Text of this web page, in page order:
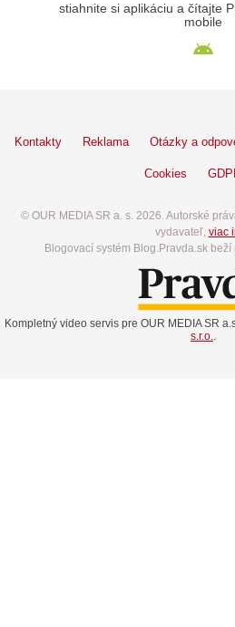
stiahnite si aplikáciu a čítajte
mobile
Kontakty Reklama Otázky a
Cookies
© OUR MEDIA SR a. s. 2026. Autorské
vydavateľ, viac
Blogovací systém Blog.Pravda.sk
Kompletný video servis pre OUR MEDIA SR
s.r.o..